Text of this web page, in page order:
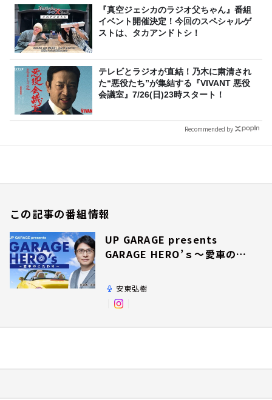
『真空ジェシカのラジオ父ちゃん』番組
イベント開催決定！今回のスペシャルゲ
ストは、タカアンドトシ！
テレビとラジオが直結！乃木に粛清され
た“悪役たち”が集結する『VIVANT 悪役
会議室』7/26(日)23時スタート！
Recommended by
この記事の番組情報
UP GARAGE presents
GARAGE HERO’ｓ～愛車のこ
安東弘樹